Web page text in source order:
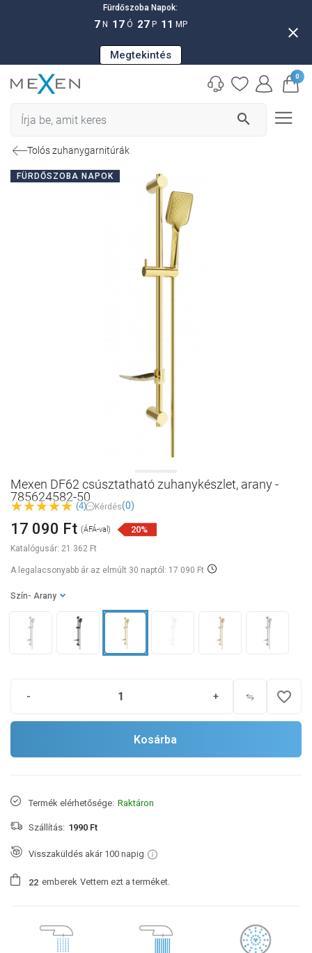
Fürdőszoba Napok:
7 N 17 Ó 27 P 10 MP
Megtekintés
close
search
0
Tolós zuhanygarnitúrák
FÜRDŐSZOBA NAPOK
Mexen DF62 csúsztatható zuhanykészlet, arany -
785624582-50
(4) Kérdés(0)
Katalógusár: 21 362 Ft
17 090 Ft (ÁFÁ-val) 20%
A legalacsonyabb ár az elmúlt 30 naptól: 17 090 Ft
Szín - Arany
- + favorite_border
Kosárba
Termék elérhetősége: Raktáron
Szállítás: 1990 Ft
Visszaküldés akár 100 napig
22 emberek Vettem ezt a terméket.